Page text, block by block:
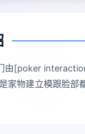
由[poker
家物建立模跟脸